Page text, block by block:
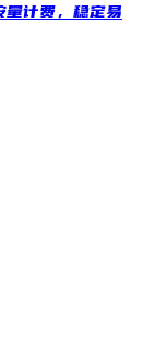
计费，稳定易